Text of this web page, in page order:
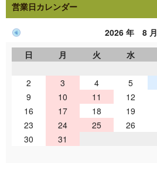
営業日カレンダー
2026 年 8 月
日
月 火 水
2
3 4 5
9
10 11 12
16
17 18 19
23
24 25 26
30
31